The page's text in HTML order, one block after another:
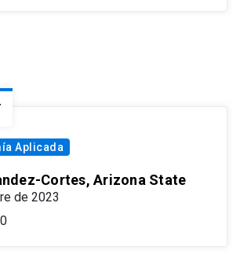
Aplicada
Cortes, Arizona State
de 2023